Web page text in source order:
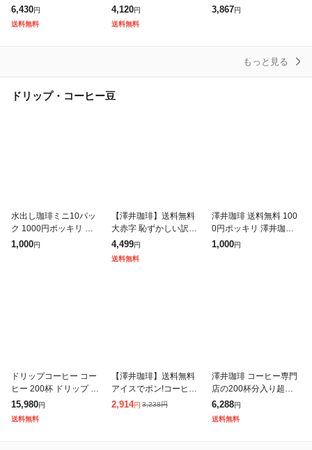
本(24本×2ケース)PET
ラベルレス 特定保健用
6,430円
送料無料
本(12本×1ケース) 特定
保健用食品 お茶 2605jc
4,120円
送料無料
フェインゼロ ZERO 50
3,867円
もっと見る
ドリップ・コーヒー豆
水出し珈琲ミニ10パッ
ク 1000円ポッキリ 送
料無料 水出しコーヒー
1,000円
【澤井珈琲】送料無料
大赤字 恥ずかしい訳あ
りコーヒー福袋 120杯
1.2kg (ワケ/わけ/訳有/
4,499円
送料無料
澤井珈琲 送料無料 100
0円ポッキリ 澤井珈琲
の美味しさを詰めこん
1,000円
ドリップコーヒー コー
ヒー 200杯 ドリップ ド
リップパック ドリップ
バッグ 珈琲 10種 200袋
おせち 個包装 8g 大
15,980円
送料無料
【澤井珈琲】送料無料
アイスでポン!コーヒー
専門店の極上の水出し
2,914円 3,238円
澤井珈琲 コーヒー専門
店の200杯分入り超大
入コーヒー福袋(ビクト
リーブレンド/ブレンド
フォルテシモ)
6,288円
送料無料